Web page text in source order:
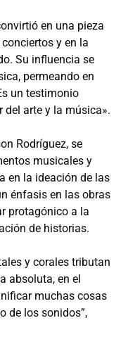
en una pieza
y en la
Su influencia se
permeando en
un testimonio
del arte y la música».
Rodríguez, se
musicales y
en la ideación de las
énfasis en las obras
protagónico a la
de historias.
y corales tributan
absoluta, en el
muchas cosas
de los sonidos”,